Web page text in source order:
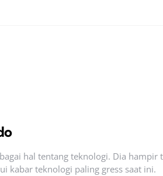
hal tentang teknologi. Dia hampir
kabar teknologi paling gress saat ini.